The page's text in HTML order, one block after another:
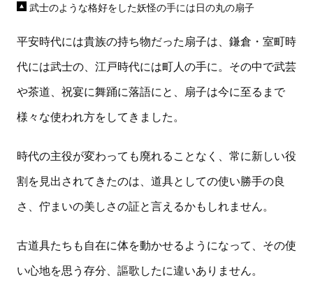
武士のような格好をした妖怪の手には日の丸の扇子
平安時代には貴族の持ち物だった扇子は、鎌倉・室町時
代には武士の、江戸時代には町人の手に。その中で武芸
や茶道、祝宴に舞踊に落語にと、扇子は今に至るまで
様々な使われ方をしてきました。
時代の主役が変わっても廃れることなく、常に新しい役
割を見出されてきたのは、道具としての使い勝手の良
さ、佇まいの美しさの証と言えるかもしれません。
古道具たちも自在に体を動かせるようになって、その使
い心地を思う存分、謳歌したに違いありません。